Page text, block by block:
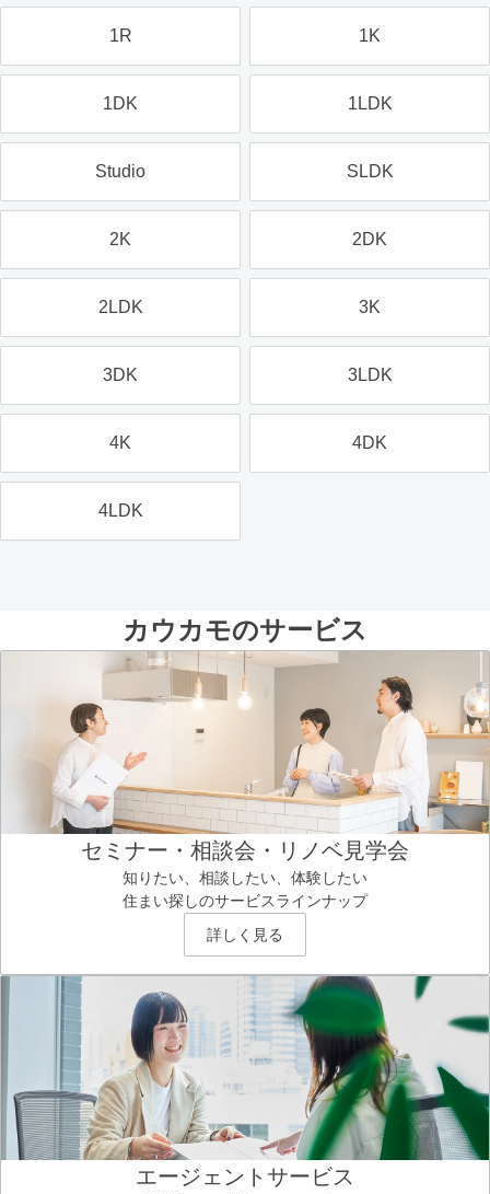
1R 1K
1DK 1LDK
Studio SLDK
2K 2DK
2LDK 3K
3DK 3LDK
4K 4DK
4LDK
カウカモのサービス
セミナー・相談会・リノベ見学会
知りたい、相談したい、体験したい
住まい探しのサービスラインナップ
詳しく見る
エージェントサービス